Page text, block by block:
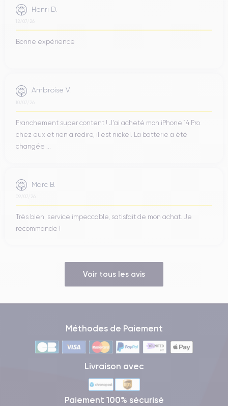
Henri D.
12/07/26
Bonne expérience
Ambroise V.
10/07/26
Franchement super content ! J'ai acheté mon iPhone 14 Pro
chez eux et rien à redire, il est nickel. La batterie a été
changée ...
Marc B.
09/07/26
Très bien, service impeccable, satisfait de mon achat. Je
recommande !
Voir tous les avis
Méthodes de Paiement
Livraison avec
Paiement 100% sécurisé